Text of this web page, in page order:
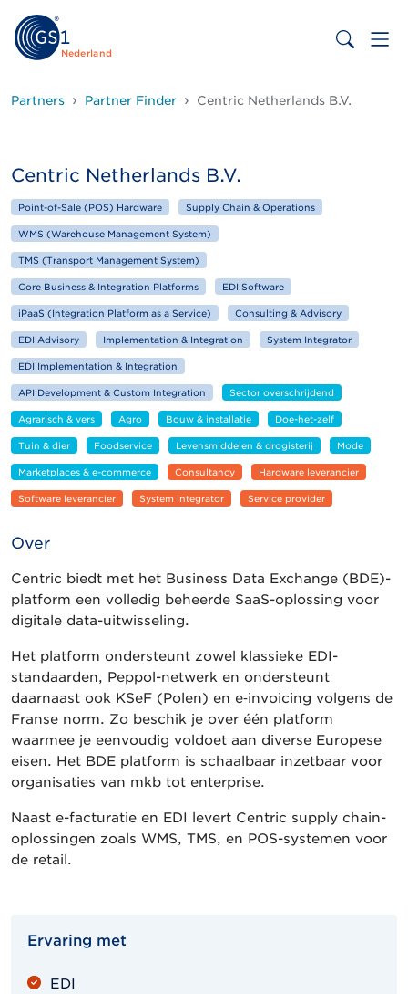
Nederland
Partners Partner Finder Centric Netherlands B.V.
Centric Netherlands B.V.
Point-of-Sale (POS) Hardware Supply Chain & Operations
WMS (Warehouse Management System)
TMS (Transport Management System)
Core Business & Integration Platforms EDI Software
iPaaS (Integration Platform as a Service) Consulting & Advisory
EDI Advisory Implementation & Integration System Integrator
EDI Implementation & Integration
API Development & Custom Integration Sector overschrijdend
Agrarisch & vers Agro Bouw & installatie Doe-het-zelf
Tuin & dier Foodservice Levensmiddelen & drogisterij Mode
Marketplaces & e-commerce Consultancy Hardware leverancier
Software leverancier System integrator Service provider
Over
Centric biedt met het Business Data Exchange (BDE)-
platform een volledig beheerde SaaS-oplossing voor
digitale data-uitwisseling.
Het platform ondersteunt zowel klassieke EDI-
standaarden, Peppol-netwerk en ondersteunt
daarnaast ook KSeF (Polen) en e‑invoicing volgens de
Franse norm. Zo beschik je over één platform
waarmee je eenvoudig voldoet aan diverse Europese
eisen. Het BDE platform is schaalbaar inzetbaar voor
organisaties van mkb tot enterprise.
Naast e-facturatie en EDI levert Centric supply chain-
oplossingen zoals WMS, TMS, en POS-systemen voor
de retail.
Ervaring met
EDI